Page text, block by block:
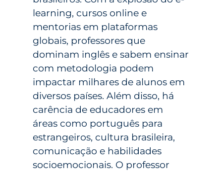
learning, cursos online e
mentorias em plataformas
globais, professores que
dominam inglês e sabem ensinar
com metodologia podem
impactar milhares de alunos em
diversos países. Além disso, há
carência de educadores em
áreas como português para
estrangeiros, cultura brasileira,
comunicação e habilidades
socioemocionais. O professor